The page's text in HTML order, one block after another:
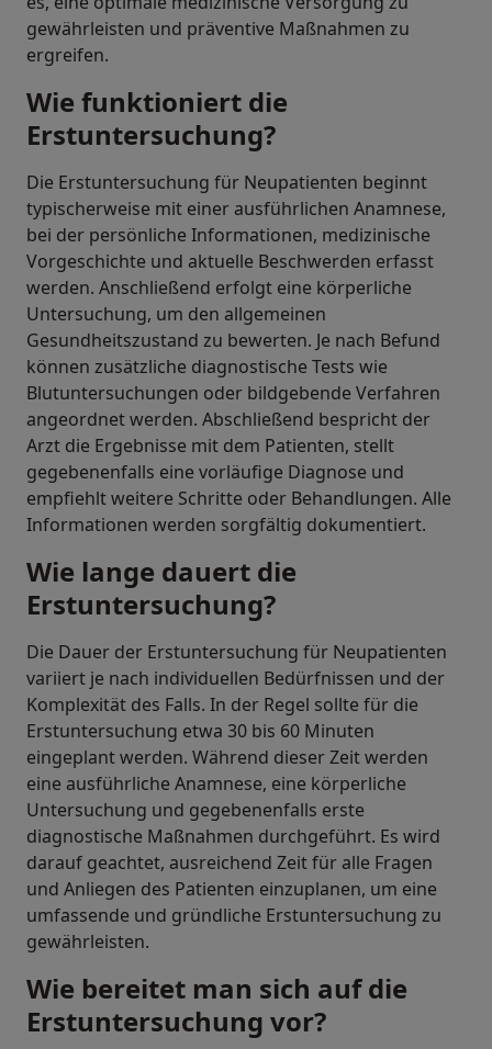
gewährleisten und präventive Maßnahmen zu
ergreifen.
Wie funktioniert die
Erstuntersuchung?
Die Erstuntersuchung für Neupatienten beginnt
typischerweise mit einer ausführlichen Anamnese,
bei der persönliche Informationen, medizinische
Vorgeschichte und aktuelle Beschwerden erfasst
werden. Anschließend erfolgt eine körperliche
Untersuchung, um den allgemeinen
Gesundheitszustand zu bewerten. Je nach Befund
können zusätzliche diagnostische Tests wie
Blutuntersuchungen oder bildgebende Verfahren
angeordnet werden. Abschließend bespricht der
Arzt die Ergebnisse mit dem Patienten, stellt
gegebenenfalls eine vorläufige Diagnose und
empfiehlt weitere Schritte oder Behandlungen. Alle
Informationen werden sorgfältig dokumentiert.
Wie lange dauert die
Erstuntersuchung?
Die Dauer der Erstuntersuchung für Neupatienten
variiert je nach individuellen Bedürfnissen und der
Komplexität des Falls. In der Regel sollte für die
Erstuntersuchung etwa 30 bis 60 Minuten
eingeplant werden. Während dieser Zeit werden
eine ausführliche Anamnese, eine körperliche
Untersuchung und gegebenenfalls erste
diagnostische Maßnahmen durchgeführt. Es wird
darauf geachtet, ausreichend Zeit für alle Fragen
und Anliegen des Patienten einzuplanen, um eine
umfassende und gründliche Erstuntersuchung zu
gewährleisten.
Wie bereitet man sich auf die
Erstuntersuchung vor?